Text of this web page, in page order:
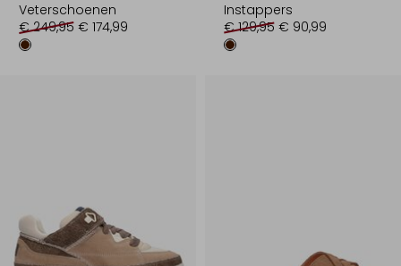
Veterschoenen
€ 249,95 € 174,99
Instappers
€ 129,95 € 90,99